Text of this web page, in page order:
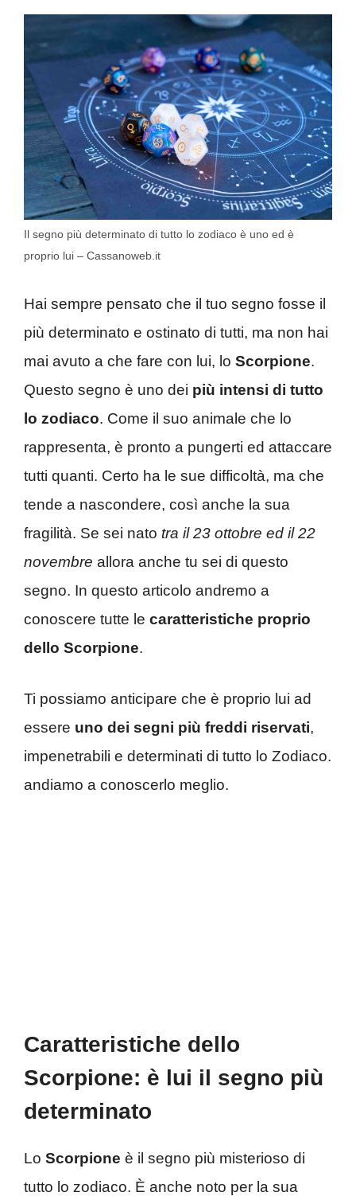
Il segno più determinato di tutto lo zodiaco è uno ed è
proprio lui – Cassanoweb.it
Hai sempre pensato che il tuo segno fosse il
più determinato e ostinato di tutti, ma non hai
mai avuto a che fare con lui, lo Scorpione.
Questo segno è uno dei più intensi di tutto
lo zodiaco. Come il suo animale che lo
rappresenta, è pronto a pungerti ed attaccare
tutti quanti. Certo ha le sue difficoltà, ma che
tende a nascondere, così anche la sua
fragilità. Se sei nato tra il 23 ottobre ed il 22
novembre allora anche tu sei di questo
segno. In questo articolo andremo a
conoscere tutte le caratteristiche proprio
dello Scorpione.
Ti possiamo anticipare che è proprio lui ad
essere uno dei segni più freddi riservati,
impenetrabili e determinati di tutto lo Zodiaco.
andiamo a conoscerlo meglio.
Caratteristiche dello
Scorpione: è lui il segno più
determinato
Lo Scorpione è il segno più misterioso di
tutto lo zodiaco. È anche noto per la sua